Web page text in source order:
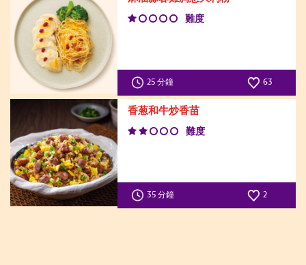
難度
25 分鐘 63
香葱和牛炒香苗
難度
35 分鐘 2